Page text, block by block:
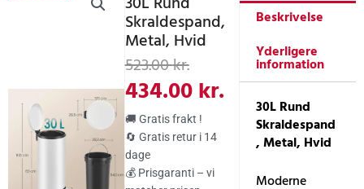
Skraldespand,
Metal, Hvid
523.00kr.Den
oprindelige
pris
var:
523.00 kr..
434.00kr.
Den
aktuelle
pris
434.00 kr..
🚚 Gratis frakt !
🔄 Gratis retur i 14
dage
💰 Prisgaranti – vi
Beskrivelse
Yderligere
information
30L Rund
Skraldespand
, Metal, Hvid
Moderne